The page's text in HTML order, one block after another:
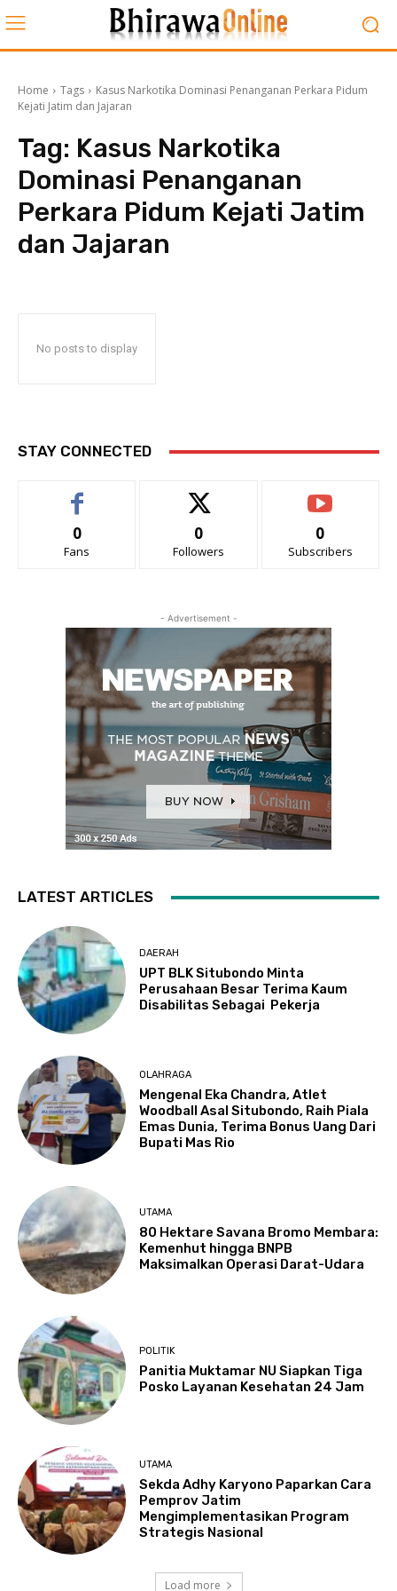
Home Tags
Kasus Narkotika Dominasi Penanganan Perkara Pidum
Kejati Jatim dan Jajaran
Tag: Kasus Narkotika
Dominasi Penanganan
Perkara Pidum Kejati Jatim
dan Jajaran
No posts to display
STAY CONNECTED
0
Fans
0
Followers
0
Subscribers
- Advertisement -
LATEST ARTICLES
DAERAH
UPT BLK Situbondo Minta
Perusahaan Besar Terima Kaum
Disabilitas Sebagai Pekerja
OLAHRAGA
Mengenal Eka Chandra, Atlet
Woodball Asal Situbondo, Raih Piala
Emas Dunia, Terima Bonus Uang Dari
Bupati Mas Rio
UTAMA
80 Hektare Savana Bromo Membara:
Kemenhut hingga BNPB
Maksimalkan Operasi Darat-Udara
POLITIK
Panitia Muktamar NU Siapkan Tiga
Posko Layanan Kesehatan 24 Jam
UTAMA
Sekda Adhy Karyono Paparkan Cara
Pemprov Jatim
Mengimplementasikan Program
Strategis Nasional
Load more